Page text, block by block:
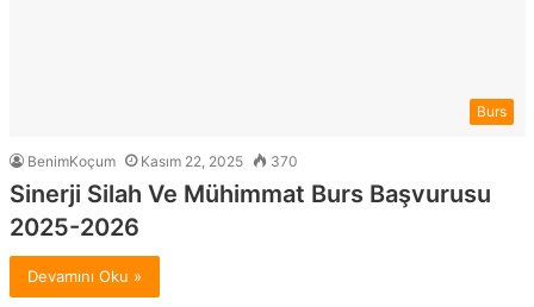
Burs
BenimKoçum Kasım 22, 2025 370
Sinerji Silah Ve Mühimmat Burs Başvurusu
2025-2026
Devamını Oku »